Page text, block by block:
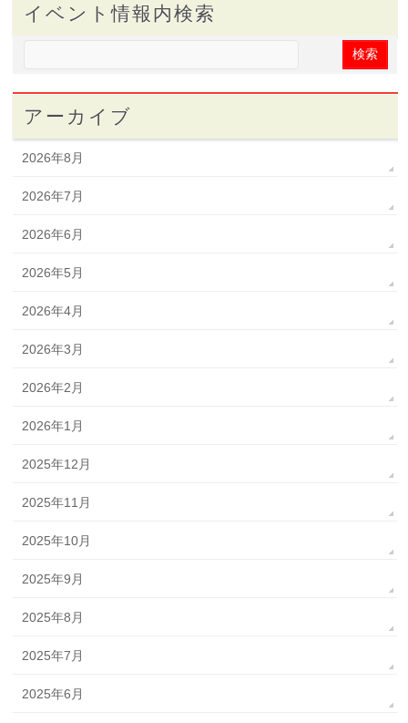
イベント情報内検索
アーカイブ
2026年8月
2026年7月
2026年6月
2026年5月
2026年4月
2026年3月
2026年2月
2026年1月
2025年12月
2025年11月
2025年10月
2025年9月
2025年8月
2025年7月
2025年6月